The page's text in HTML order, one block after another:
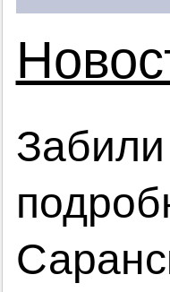
Забили